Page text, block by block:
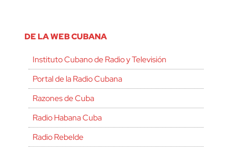
DE LA WEB CUBANA
Instituto Cubano de Radio y Televisión
Portal de la Radio Cubana
Razones de Cuba
Radio Habana Cuba
Radio Rebelde